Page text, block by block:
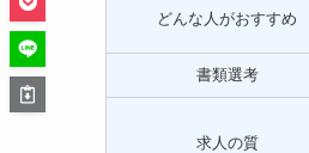
どんな人がおすすめ
書類選考
求人の質